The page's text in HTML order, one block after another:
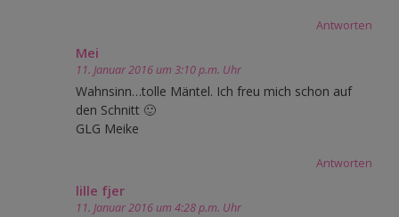
Antworten
Mei
11. Januar 2016 um 3:10 p.m. Uhr
Wahnsinn…tolle Mäntel. Ich freu mich schon auf
den Schnitt 🙂
GLG Meike
Antworten
lille fjer
11. Januar 2016 um 4:28 p.m. Uhr